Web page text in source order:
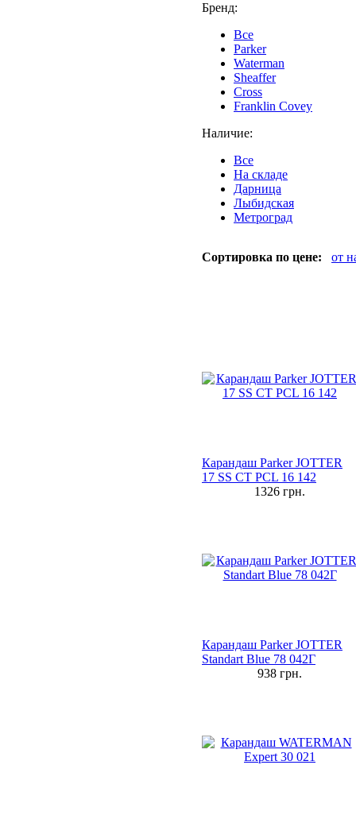
Бренд:
Все
Parker
Waterman
Sheaffer
Cross
Franklin Covey
Наличие:
Все
На складе
Дарница
Лыбидская
Метроград
Сортировка по цене: от
Карандаш Parker JOTTER
17 SS CT PCL 16 142
1326 грн.
Карандаш Parker JOTTER
Standart Blue 78 042Г
938 грн.